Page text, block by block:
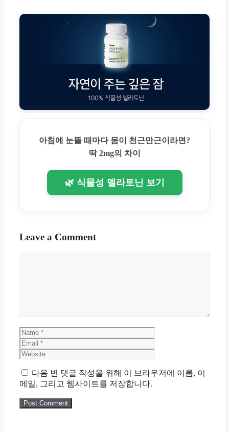
아침에 눈뜰 때마다 몸이 천근만근이라면?
딱 2mg의 차이
🌿 식물성 멜라토닌 보기
Leave a Comment
Name
다음 번 댓글 작성을 위해 이 브라우저에 이름, 이
메일, 그리고 웹사이트를 저장합니다.